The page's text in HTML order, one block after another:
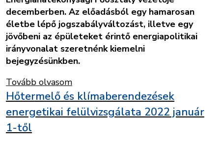
decemberben. Az előadásból egy hamarosan
életbe lépő jogszabályváltozást, illetve egy
jövőbeni az épületeket érintő energiapolitikai
irányvonalat szeretnénk kiemelni
bejegyzésünkben.
Tovább olvasom
Hőtermelő és klímaberendezések
energetikai felülvizsgálata 2022 január
1-től